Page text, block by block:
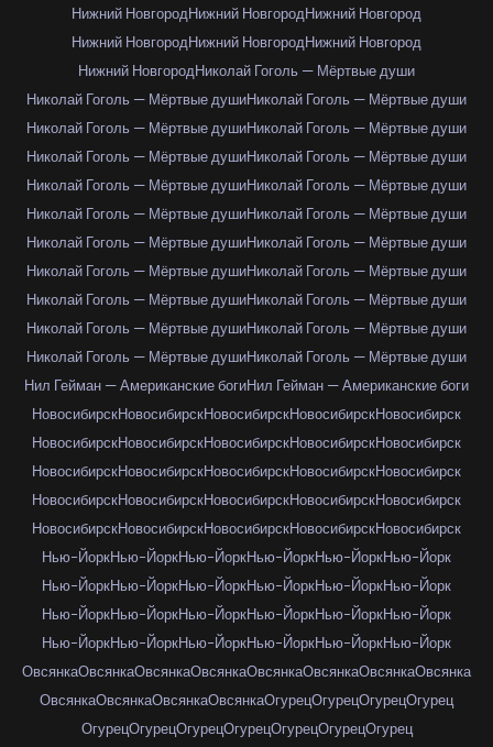
Нижний НовгородНижний НовгородНижний Новгород
Нижний НовгородНижний НовгородНижний Новгород
Нижний НовгородНиколай Гоголь — Мёртвые души
Николай Гоголь — Мёртвые душиНиколай Гоголь — Мёртвые души
Николай Гоголь — Мёртвые душиНиколай Гоголь — Мёртвые души
Николай Гоголь — Мёртвые душиНиколай Гоголь — Мёртвые души
Николай Гоголь — Мёртвые душиНиколай Гоголь — Мёртвые души
Николай Гоголь — Мёртвые душиНиколай Гоголь — Мёртвые души
Николай Гоголь — Мёртвые душиНиколай Гоголь — Мёртвые души
Николай Гоголь — Мёртвые душиНиколай Гоголь — Мёртвые души
Николай Гоголь — Мёртвые душиНиколай Гоголь — Мёртвые души
Николай Гоголь — Мёртвые душиНиколай Гоголь — Мёртвые души
Николай Гоголь — Мёртвые душиНиколай Гоголь — Мёртвые души
Нил Гейман — Американские богиНил Гейман — Американские боги
НовосибирскНовосибирскНовосибирскНовосибирскНовосибирск
НовосибирскНовосибирскНовосибирскНовосибирскНовосибирск
НовосибирскНовосибирскНовосибирскНовосибирскНовосибирск
НовосибирскНовосибирскНовосибирскНовосибирскНовосибирск
НовосибирскНовосибирскНовосибирскНовосибирскНовосибирск
Нью-ЙоркНью-ЙоркНью-ЙоркНью-ЙоркНью-ЙоркНью-Йорк
Нью-ЙоркНью-ЙоркНью-ЙоркНью-ЙоркНью-ЙоркНью-Йорк
Нью-ЙоркНью-ЙоркНью-ЙоркНью-ЙоркНью-ЙоркНью-Йорк
Нью-ЙоркНью-ЙоркНью-ЙоркНью-ЙоркНью-ЙоркНью-Йорк
ОвсянкаОвсянкаОвсянкаОвсянкаОвсянкаОвсянкаОвсянкаОвсянка
ОвсянкаОвсянкаОвсянкаОвсянкаОгурецОгурецОгурецОгурец
ОгурецОгурецОгурецОгурецОгурецОгурецОгурец